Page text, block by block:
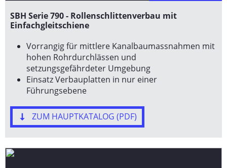
SBH Serie 790 - Rollenschlittenverbau mit
Einfachgleitschiene
Vorrangig für mittlere Kanalbaumassnahmen mit
hohen Rohrdurchlässen und
setzungsgefährdeter Umgebung
Einsatz Verbauplatten in nur einer
Führungsebene
ZUM HAUPTKATALOG (PDF)